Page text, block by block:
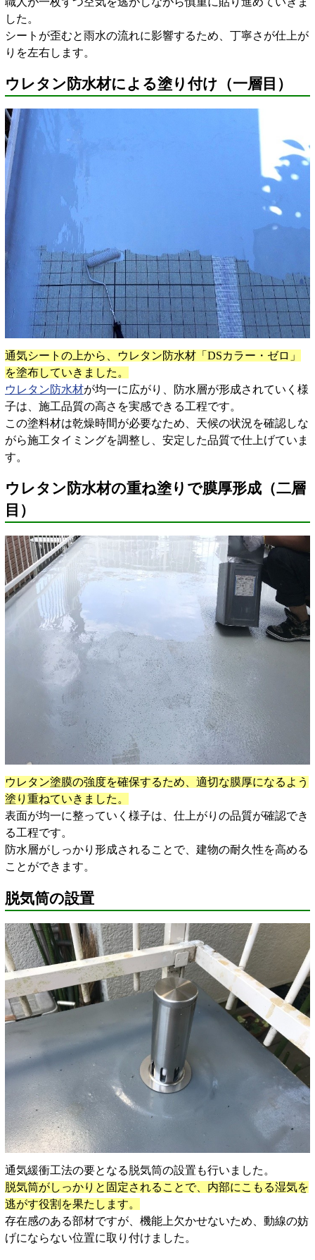
した。
シートが歪むと雨水の流れに影響するため、丁寧さが仕上が
りを左右します。
ウレタン防水材による塗り付け（一層目）
通気シートの上から、ウレタン防水材「DSカラー・ゼロ」
を塗布していきました。
ウレタン防水材が均一に広がり、防水層が形成されていく様
子は、施工品質の高さを実感できる工程です。
この塗料材は乾燥時間が必要なため、天候の状況を確認しな
がら施工タイミングを調整し、安定した品質で仕上げていま
す。
ウレタン防水材の重ね塗りで膜厚形成（二層
目）
ウレタン塗膜の強度を確保するため、適切な膜厚になるよう
塗り重ねていきました。
表面が均一に整っていく様子は、仕上がりの品質が確認でき
る工程です。
防水層がしっかり形成されることで、建物の耐久性を高める
ことができます。
脱気筒の設置
通気緩衝工法の要となる脱気筒の設置も行いました。
脱気筒がしっかりと固定されることで、内部にこもる湿気を
逃がす役割を果たします。
存在感のある部材ですが、機能上欠かせないため、動線の妨
げにならない位置に取り付けました。